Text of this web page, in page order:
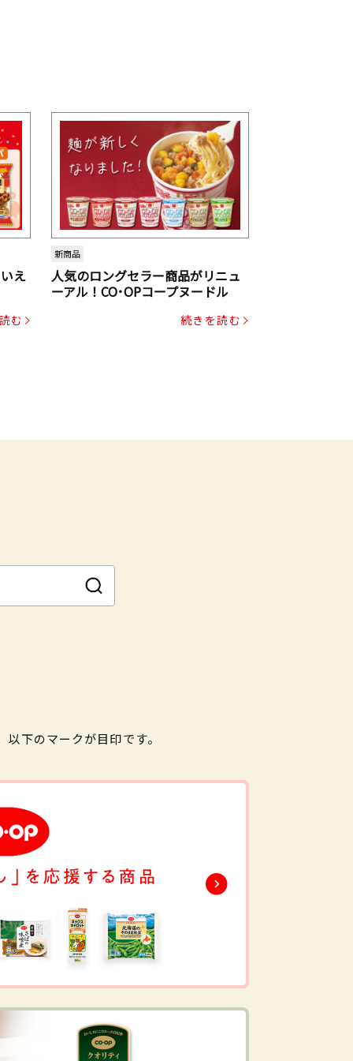
え
む
新商品
人気のロングセラー商品がリニュ
ーアル！CO･OPコープヌードル
続きを読む
下のマークが目印です。